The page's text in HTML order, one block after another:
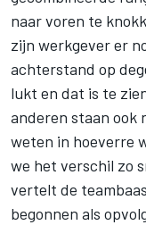
naar voren te
zijn werkgever er
achterstand op
lukt en dat is te
anderen staan ook
weten in hoeverre
we het verschil zo
vertelt de
begonnen als